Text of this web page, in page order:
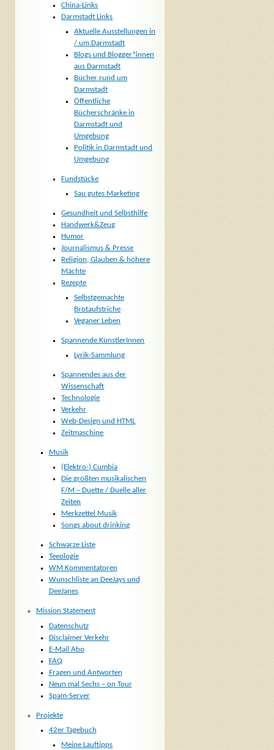
China-Links
Darmstadt Links
Aktuelle Ausstellungen in
/ um Darmstadt
Blogs und Blogger*innen
aus Darmstadt
Bücher rund um
Darmstadt
Öffentliche
Bücherschränke in
Darmstadt und
Umgebung
Politik in Darmstadt und
Umgebung
Fundstücke
Sau gutes Marketing
Gesundheit und Selbsthilfe
Handwerk&Zeug
Humor
Journalismus & Presse
Religion, Glauben & höhere
Mächte
Rezepte
Selbstgemachte
Brotaufstriche
Veganer Leben
Spannende KünstlerInnen
Lyrik-Sammlung
Spannendes aus der
Wissenschaft
Technologie
Verkehr
Web-Design und HTML
Zeitmaschine
Musik
(Elektro-) Cumbia
Die größten musikalischen
F/M – Duette / Duelle aller
Zeiten
Merkzettel Musik
Songs about drinking
Schwarze Liste
Teeologie
WM Kommentatoren
Wunschliste an DeeJays und
DeeJanes
Mission Statement
Datenschutz
Disclaimer Verkehr
E-Mail Abo
FAQ
Fragen und Antworten
Neun mal Sechs – on Tour
Spam-Server
Projekte
42er Tagebuch
Meine Lauftipps